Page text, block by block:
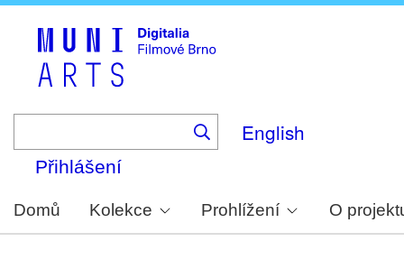
English
Přihlášení
Domů Kolekce Prohlížení O